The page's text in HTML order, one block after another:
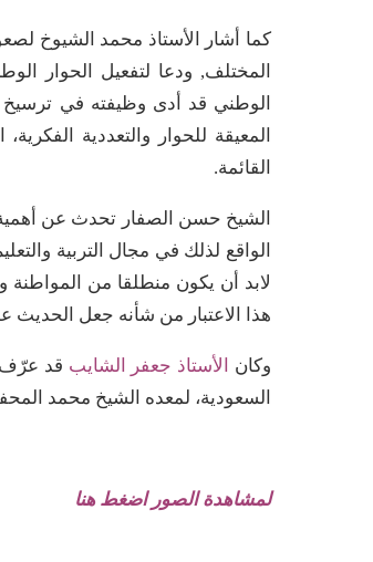
كما أشار الأستاذ محمد الشيوخ
المختلف, ودعا لتفعيل الحوار
الوطني قد أدى وظيفته في ترسيخ
المعيقة للحوار والتعددية
القائمة.
الشيخ حسن الصفار تحدث عن أهمية
الواقع لذلك في مجال التربية
لابد أن يكون منطلقا من المواطنة
هذا الاعتبار من شأنه جعل الحديث
وكان الأستاذ جعفر الشايب قد عرّف
السعودية، لمعده الشيخ محمد
لمشاهدة الصور اضغط هنا